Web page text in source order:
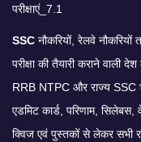
SSC नौकरियों, रेलवे
परीक्षा की तैयारी कराने वाली
RRB NTPC और राज्य SSC
एडमिट कार्ड, परिणाम, सिलेबस,
क्विज एवं पुस्तकों से लेकर सभी